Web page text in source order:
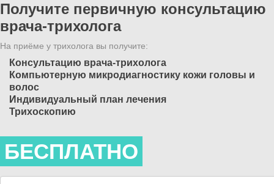
Получите первичную консультацию
врача-трихолога
На приёме у трихолога вы получите:
Консультацию врача-трихолога
Компьютерную микродиагностику кожи головы и
волос
Индивидуальный план лечения
Трихоскопию
БЕСПЛАТНО